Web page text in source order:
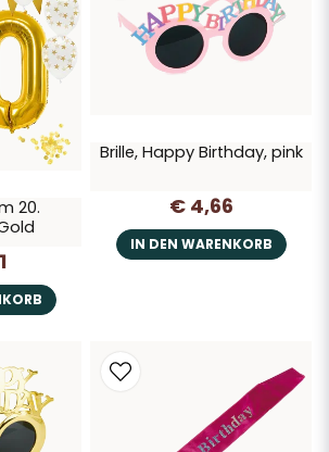
mit weiteren Accessoires zu
ergänzen.
20.
Brille, Happy Birthday, pink
€ 4,66
IN DEN WARENKORB